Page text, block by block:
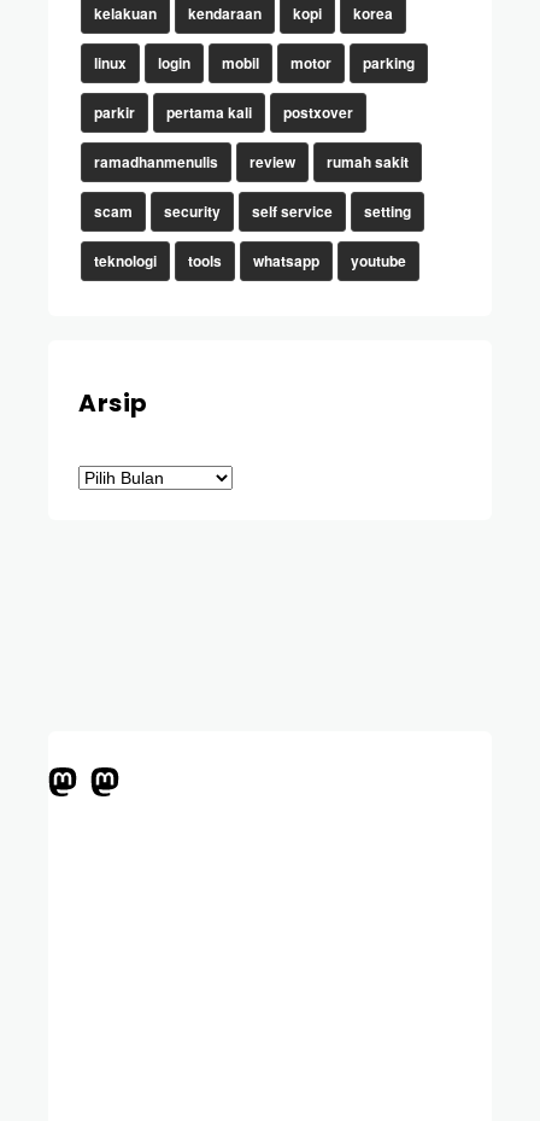
kelakuan kendaraan kopi korea
linux login mobil motor parking
parkir pertama kali postxover
ramadhanmenulis review rumah sakit
scam security self service setting
teknologi tools whatsapp youtube
Arsip
Arsip